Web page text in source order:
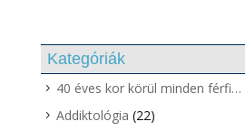
Kategóriák
40 éves kor körül minden férfi…
Addiktológia (22)